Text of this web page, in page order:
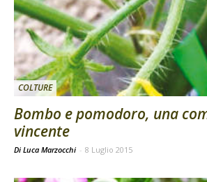
COLTURE
Bombo e pomodoro, una
vincente
Di Luca Marzocchi - 8 Luglio 2015